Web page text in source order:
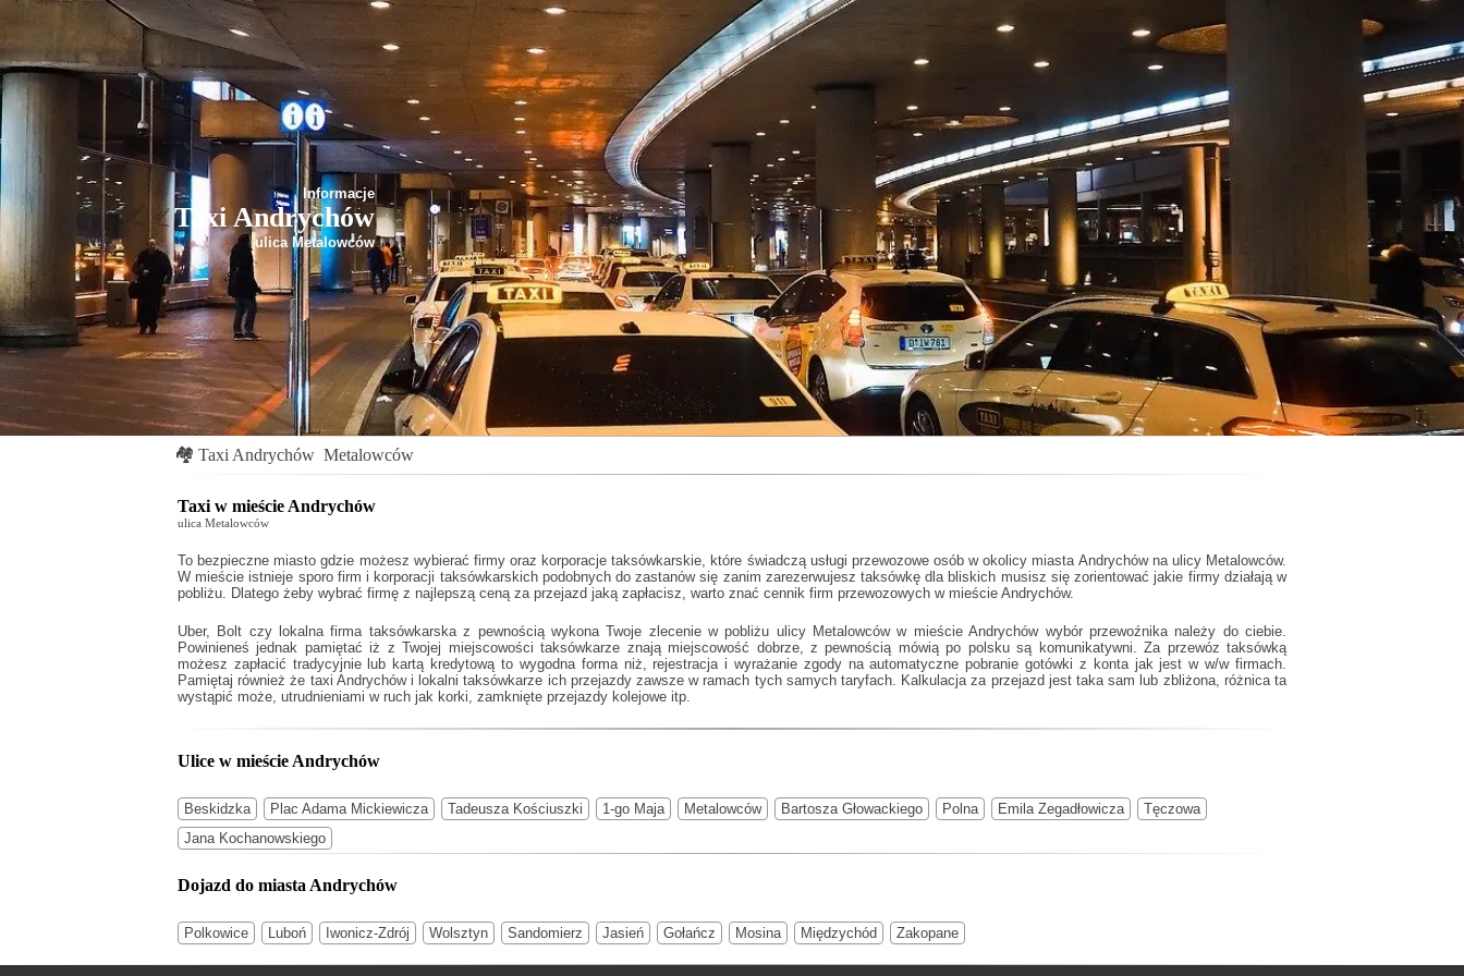
Informacje
Taxi Andrychów
ulica Metalowców
🏘 Taxi Andrychów Metalowców
Taxi w mieście Andrychów
ulica Metalowców
To bezpieczne miasto gdzie możesz wybierać firmy oraz korporacje taksówkarskie, które świadczą usługi przewozowe osób w okolicy miasta Andrychów na ulicy Metalowców.
W mieście istnieje sporo firm i korporacji taksówkarskich podobnych dozastanów się zanim zarezerwujesz taksówkę dla bliskich musisz się zorientować jakie firmy działają w
pobliżu. Dlatego żeby wybrać firmę z najlepszą ceną za przejazd jaką zapłacisz, warto znać cennik firm przewozowych w mieście Andrychów.
Uber, Bolt czy lokalna firma taksówkarska z pewnością wykona Twoje zlecenie w pobliżu ulicy Metalowców w mieście Andrychów wybór przewoźnika należy do ciebie.
Powinieneś jednak pamiętać iż z Twojej miejscowości taksówkarze znają miejscowość dobrze, z pewnością mówią po polsku są komunikatywni. Za przewóz taksówką
możesz zapłacić tradycyjnie lub kartą kredytową to wygodna forma niż, rejestracja i wyrażanie zgody na automatyczne pobranie gotówki z konta jak jest w w/w firmach.
Pamiętaj również że taxi Andrychówi lokalni taksówkarze ich przejazdy zawsze w ramach tych samych taryfach. Kalkulacja za przejazd jest taka sam lub zbliżona, różnica ta
wystąpić może, utrudnieniami w ruch jak korki, zamknięte przejazdy kolejowe itp.
Ulice w mieście Andrychów
Beskidzka Plac Adama Mickiewicza Tadeusza Kościuszki 1-go Maja Metalowców Bartosza Głowackiego Polna Emila Zegadłowicza
Tęczowa
Jana Kochanowskiego
Dojazd do miasta Andrychów
Polkowice Luboń Iwonicz-Zdrój Wolsztyn Sandomierz Jasień Gołańcz Mosina Międzychód Zakopane